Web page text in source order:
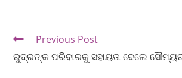
Previous Post
ରୁଦ୍ରଙ୍କ ପରିବାରକୁ ସହାୟତା ଦେଲେ